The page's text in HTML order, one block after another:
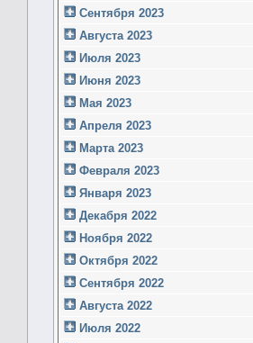
Сентября 2023
Августа 2023
Июля 2023
Июня 2023
Мая 2023
Апреля 2023
Марта 2023
Февраля 2023
Января 2023
Декабря 2022
Ноября 2022
Октября 2022
Сентября 2022
Августа 2022
Июля 2022